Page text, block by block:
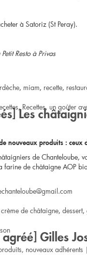
à Satoriz (St Peray).
Resto à Privas
, miam, recette,
,Recettes, un goûter
Les
nouveaux produits :
de Chanteloube,
de châtaigne AOP
crème de châtaigne, dessert,
nouveaux adhérents |
Gilles